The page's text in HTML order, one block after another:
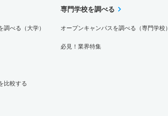
調べる（大学）
比較する
専門学校を調べる
オープンキャンパスを調べる（専門学校）
必見！業界特集